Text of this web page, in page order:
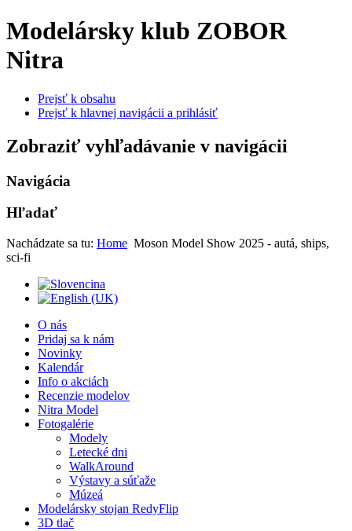
Modelársky klub ZOBOR
Nitra
Prejsť k obsahu
Prejsť k hlavnej navigácii a prihlásiť
Zobraziť vyhľadávanie v navigácii
Navigácia
Hľadať
Nachádzate sa tu: Home Moson Model Show 2025 - autá, ships,
sci-fi
O nás
Pridaj sa k nám
Novinky
Kalendár
Info o akciách
Recenzie modelov
Nitra Model
Fotogalérie
Modely
Letecké dni
WalkAround
Výstavy a súťaže
Múzeá
Modelársky stojan RedyFlip
3D tlač